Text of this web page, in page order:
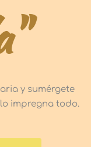
y sumérgete
impregna todo.